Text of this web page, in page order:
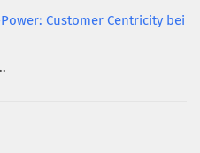
Customer Centricity bei